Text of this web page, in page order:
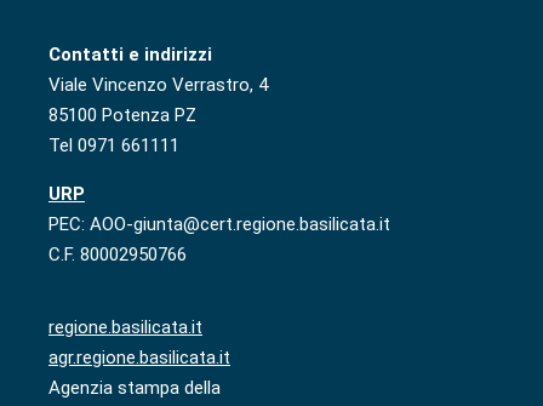
Contatti e indirizzi
Viale Vincenzo Verrastro, 4
85100 Potenza PZ
Tel 0971 661111
URP
PEC: AOO-giunta@cert.regione.basilicata.it
C.F. 80002950766
regione.basilicata.it
agr.regione.basilicata.it
Agenzia stampa della